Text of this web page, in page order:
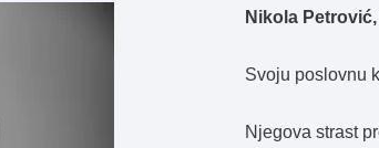
Nikola Petrović,
Svoju poslovnu
Njegova strast